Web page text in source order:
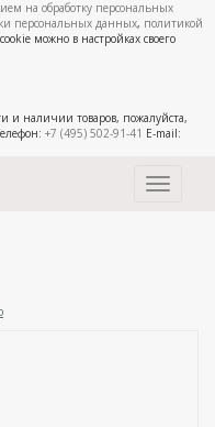
на обработку персональных
персональных данных, политикой
можно в настройках своего
и наличии товаров, пожалуйста,
+7 (495) 502-91-41 E-mail:
Toggle